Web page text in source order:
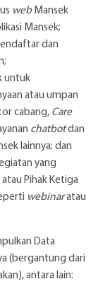
webMansek
Mansek;
dan
untuk
atau umpan
cabang, Care
chatbotdan
lainnya; dan
yang
Pihak Ketiga
webinaratau
Data
(bergantung dari
antara lain: